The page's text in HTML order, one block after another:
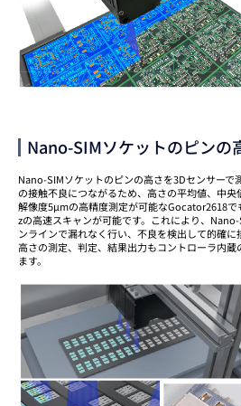
Nano-SIMソケットのピンの
Nano-SIMソケットのピンの高さを3Dセンサーで
の接触不良につながるため、高さの平均値、中
解像度5μmの高精度測定が可能なGocator2618
zの高速スキャンが可能です。これにより、
ンラインで漏れなく行い、不良を検出して的確に
高さの測定、判定、結果出力もコントローラ内
ます。